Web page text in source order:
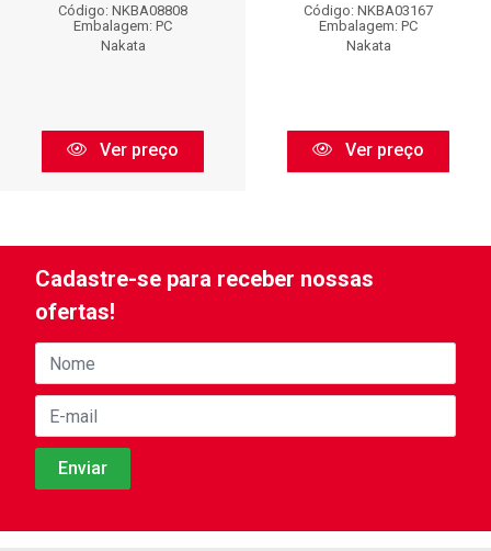
Código: NKBA08808
Embalagem: PC
Nakata
Ver preço
Código: NKBA03167
Embalagem: PC
Nakata
Ver preço
Cadastre-se para receber nossas
ofertas!